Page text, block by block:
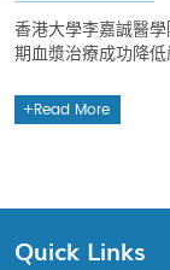
香港大學李嘉誠醫
期血漿治療成功降
Read More
Quick Links